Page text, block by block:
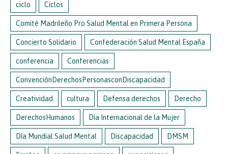
ciclo Ciclos
Comité Madrileño Pro Salud Mental en Primera Persona
Concierto Solidario Confederación Salud Mental España
conferencia Conferencias
ConvenciónDerechosPersonasconDiscapacidad
Creatividad cultura Defensa derechos Derecho
DerechosHumanos Día Internacional de la Mujer
Día Mundial Salud Mental Discapacidad DMSM